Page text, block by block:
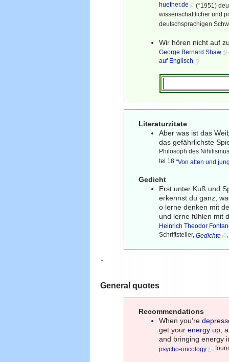
huether.de
(*1951)
wissenschaftlicher und
deutschsprachigen
Wir hören nicht auf
George Bernard Shaw
auf Englisch
Literaturzitate
Aber was ist das
das gefährlichste
Philosoph des
tel 18"Von alten und
Gedicht
Erst unter Kuß und
erkennst du ganz,
o lerne denken mit
und lerne fühlen mit
Heinrich Theodor
Schriftsteller,Gedichte
↑
General quotes
Recommendations
When you're
get yourenergy up,
and bringing energy
psycho-oncology ,